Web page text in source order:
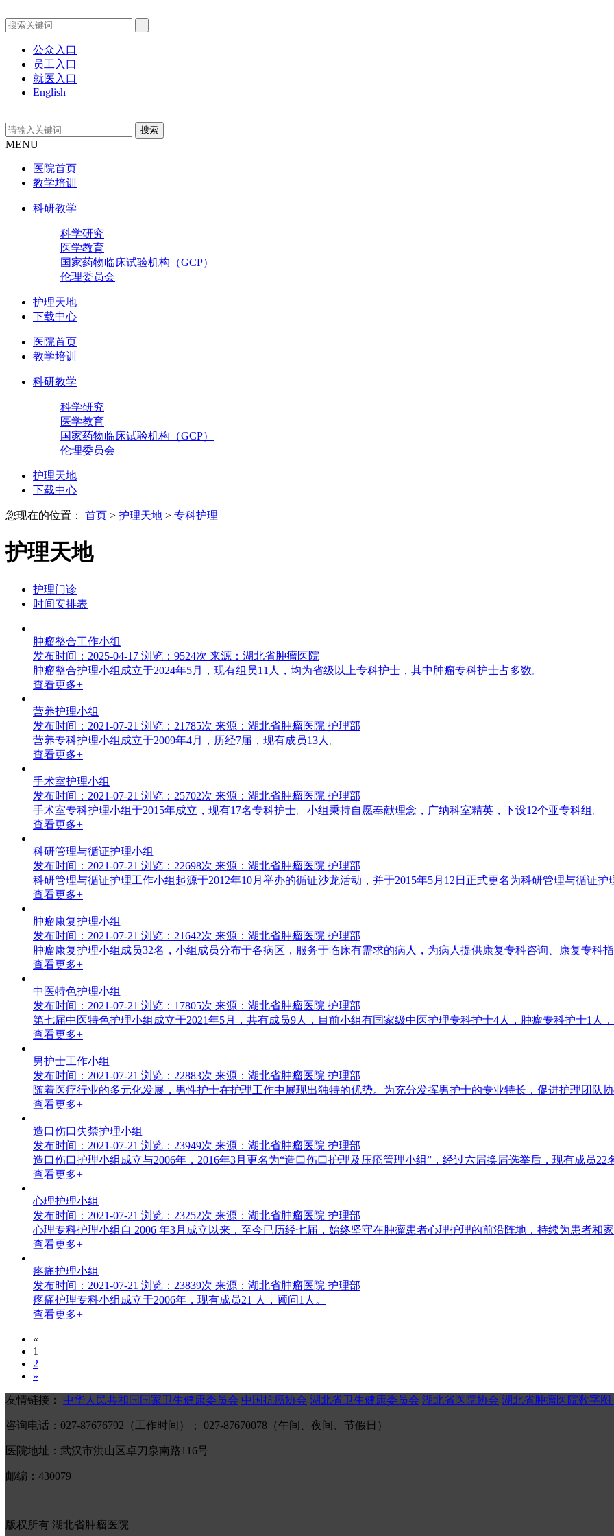
公众入口
员工入口
就医入口
English
MENU
医院首页
教学培训
科研教学
科学研究
医学教育
国家药物临床试验机构（GCP）
伦理委员会
护理天地
下载中心
医院首页
教学培训
科研教学
科学研究
医学教育
国家药物临床试验机构（GCP）
伦理委员会
护理天地
下载中心
您现在的位置： 首页 > 护理天地 > 专科护理
护理天地
护理门诊
时间安排表
肿瘤整合工作小组
发布时间：2025-04-17 浏览：9524次 来源：湖北省肿瘤医院
肿瘤整合护理小组成立于2024年5月，现有组员11人，均为省级以上专科护士，其中肿瘤专科护士占多数。
查看更多+
营养护理小组
发布时间：2021-07-21 浏览：21785次 来源：湖北省肿瘤医院 护理部
营养专科护理小组成立于2009年4月，历经7届，现有成员13人。
查看更多+
手术室护理小组
发布时间：2021-07-21 浏览：25702次 来源：湖北省肿瘤医院 护理部
手术室专科护理小组于2015年成立，现有17名专科护士。小组秉持自愿奉献理念，广纳科室精英，下设12个亚专科组。
查看更多+
科研管理与循证护理小组
发布时间：2021-07-21 浏览：22698次 来源：湖北省肿瘤医院 护理部
科研管理与循证护理工作小组起源于2012年10月举办的循证沙龙活动，并于2015年5月12日正式更名为科研管理与循证护
查看更多+
肿瘤康复护理小组
发布时间：2021-07-21 浏览：21642次 来源：湖北省肿瘤医院 护理部
肿瘤康复护理小组成员32名，小组成员分布于各病区，服务于临床有需求的病人，为病人提供康复专科咨询、康复专科
查看更多+
中医特色护理小组
发布时间：2021-07-21 浏览：17805次 来源：湖北省肿瘤医院 护理部
第七届中医特色护理小组成立于2021年5月，共有成员9人，目前小组有国家级中医护理专科护士4人，肿瘤专科护士1人
查看更多+
男护士工作小组
发布时间：2021-07-21 浏览：22883次 来源：湖北省肿瘤医院 护理部
随着医疗行业的多元化发展，男性护士在护理工作中展现出独特的优势。为充分发挥男护士的专业特长，促进护理团队
查看更多+
造口伤口失禁护理小组
发布时间：2021-07-21 浏览：23949次 来源：湖北省肿瘤医院 护理部
造口伤口护理小组成立与2006年，2016年3月更名为“造口伤口护理及压疮管理小组”，经过六届换届选举后，现有成员
查看更多+
心理护理小组
发布时间：2021-07-21 浏览：23252次 来源：湖北省肿瘤医院 护理部
心理专科护理小组自 2006 年3月成立以来，至今已历经七届，始终坚守在肿瘤患者心理护理的前沿阵地，持续为患者和
查看更多+
疼痛护理小组
发布时间：2021-07-21 浏览：23839次 来源：湖北省肿瘤医院 护理部
疼痛护理专科小组成立于2006年，现有成员21 人，顾问1人。
查看更多+
«
1
2
»
友情链接： 中华人民共和国国家卫生健康委员会 中国抗癌协会 湖北省卫生健康委员会 湖北省医院协会 湖北省肿瘤医院数字图
咨询电话：027-87676792（工作时间）； 027-87670078（午间、夜间、节假日）
医院地址：武汉市洪山区卓刀泉南路116号
邮编：430079
版权所有 湖北省肿瘤医院